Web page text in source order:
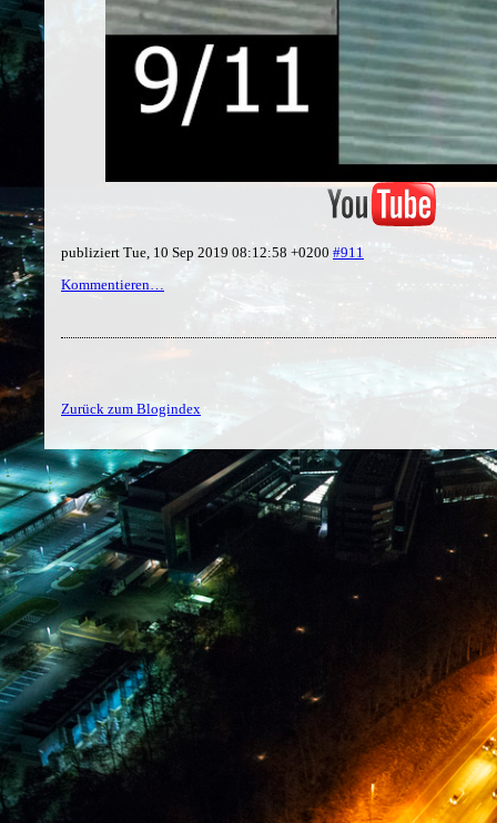
publiziert Tue, 10 Sep 2019 08:12:58 +0200 #911
Kommentieren…
Zurück zum Blogindex